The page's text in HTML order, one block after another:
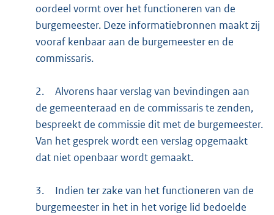
oordeel vormt over het functioneren van de
burgemeester. Deze informatiebronnen maakt zij
vooraf kenbaar aan de burgemeester en de
commissaris.
2.
Alvorens haar verslag van bevindingen aan
de gemeenteraad en de commissaris te zenden,
bespreekt de commissie dit met de burgemeester.
Van het gesprek wordt een verslag opgemaakt
dat niet openbaar wordt gemaakt.
3.
Indien ter zake van het functioneren van de
burgemeester in het in het vorige lid bedoelde